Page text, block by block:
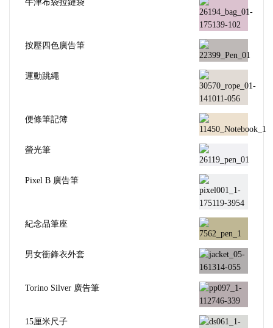
牛津布袋拉鏈袋
按壓四色廣告筆
運動跳繩
便條筆記簿
螢光筆
Pixel B 廣告筆
紀念品筆座
男女衝鋒衣外套
Torino Silver 廣告筆
15厘米尺子